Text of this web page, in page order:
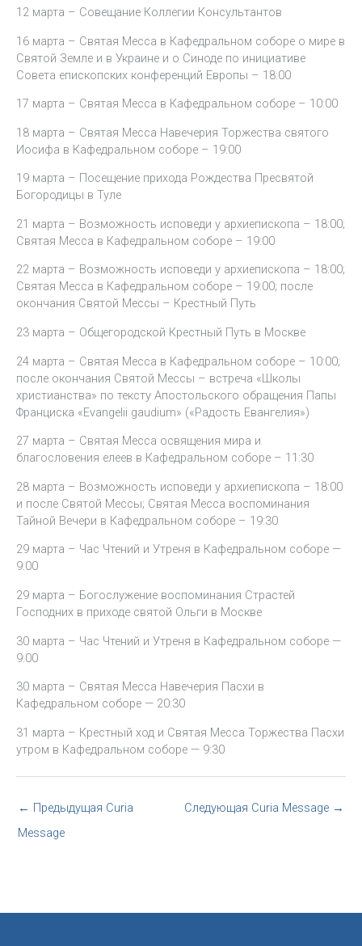
12 марта – Совещание Коллегии Консультантов
16 марта – Святая Месса в Кафедральном соборе о мире в
Святой Земле и в Украине и о Синоде по инициативе
Совета епископских конференций Европы – 18:00
17 марта – Святая Месса в Кафедральном соборе – 10:00
18 марта – Святая Месса Навечерия Торжества святого
Иосифа в Кафедральном соборе – 19:00
19 марта – Посещение прихода Рождества Пресвятой
Богородицы в Туле
21 марта – Возможность исповеди у архиепископа – 18:00;
Святая Месса в Кафедральном соборе – 19:00
22 марта – Возможность исповеди у архиепископа – 18:00;
Святая Месса в Кафедральном соборе – 19:00; после
окончания Святой Мессы – Крестный Путь
23 марта – Общегородской Крестный Путь в Москве
24 марта – Святая Месса в Кафедральном соборе – 10:00;
после окончания Святой Мессы – встреча «Школы
христианства» по тексту Апостольского обращения Папы
Франциска «Evangelii gaudium» («Радость Евангелия»)
27 марта – Святая Месса освящения мира и
благословения елеев в Кафедральном соборе – 11:30
28 марта – Возможность исповеди у архиепископа – 18:00
и после Святой Мессы; Святая Месса воспоминания
Тайной Вечери в Кафедральном соборе – 19:30
29 марта – Час Чтений и Утреня в Кафедральном соборе —
9:00
29 марта – Богослужение воспоминания Страстей
Господних в приходе святой Ольги в Москве
30 марта – Час Чтений и Утреня в Кафедральном соборе —
9:00
30 марта – Святая Месса Навечерия Пасхи в
Кафедральном соборе — 20:30
31 марта – Крестный ход и Святая Месса Торжества Пасхи
утром в Кафедральном соборе — 9:30
← Предыдущая Curia
Message
Следующая Curia Message →